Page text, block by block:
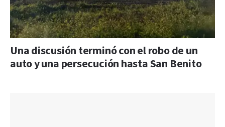
Una discusión terminó con el robo de un
auto y una persecución hasta San Benito